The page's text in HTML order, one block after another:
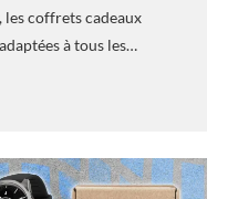
coffrets cadeaux
à tous les…